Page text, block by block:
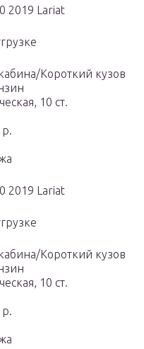
2019 Lariat
Короткий кузов
10 ст.
2019 Lariat
Короткий кузов
10 ст.